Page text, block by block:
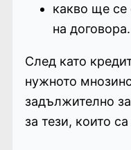
какво ще се
на договора.
След като
нужното
задължително
за тези, които